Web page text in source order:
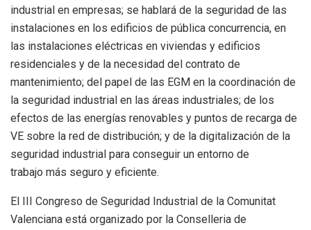
industrial en empresas; se hablará de la seguridad de las
instalaciones en los edificios de pública concurrencia, en
las instalaciones eléctricas en viviendas y edificios
residenciales y de la necesidad del contrato de
mantenimiento; del papel de las EGM en la coordinación de
la seguridad industrial en las áreas industriales; de los
efectos de las energías renovables y puntos de recarga de
VE sobre la red de distribución; y de la digitalización de la
seguridad industrial para conseguir un entorno de
trabajo más seguro y eficiente.
El III Congreso de Seguridad Industrial de la Comunitat
Valenciana está organizado por la Conselleria de